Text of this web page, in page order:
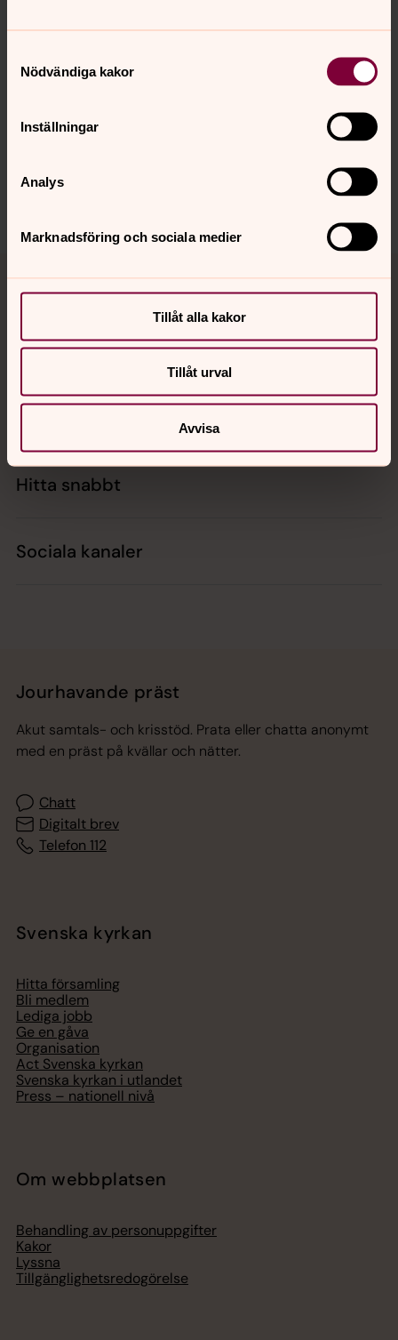
Nödvändiga kakor
Inställningar
Analys
Marknadsföring och sociala medier
Tillåt alla kakor
Tillåt urval
Avvisa
Senast ändrad 14 mars 2024
turinge-taxinge.forsamling@svenskakyrkan.se
Kontakt
Hitta snabbt
Sociala kanaler
Jourhavande präst
Akut samtals- och krisstöd. Prata eller chatta anonymt
med en präst på kvällar och nätter.
Chatt
Digitalt brev
Telefon 112
Svenska kyrkan
Hitta församling
Bli medlem
Lediga jobb
Ge en gåva
Organisation
Act Svenska kyrkan
Svenska kyrkan i utlandet
Press – nationell nivå
Om webbplatsen
Behandling av personuppgifter
Kakor
Lyssna
Tillgänglighetsredogörelse